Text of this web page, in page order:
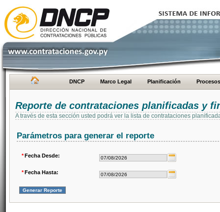
DNCP Marco Legal Planificación Procesos
Reporte de contrataciones planificadas y
A través de esta sección usted podrá ver la lista de contrataciones
Parámetros para generar el reporte
*Fecha Desde:
*Fecha Hasta: